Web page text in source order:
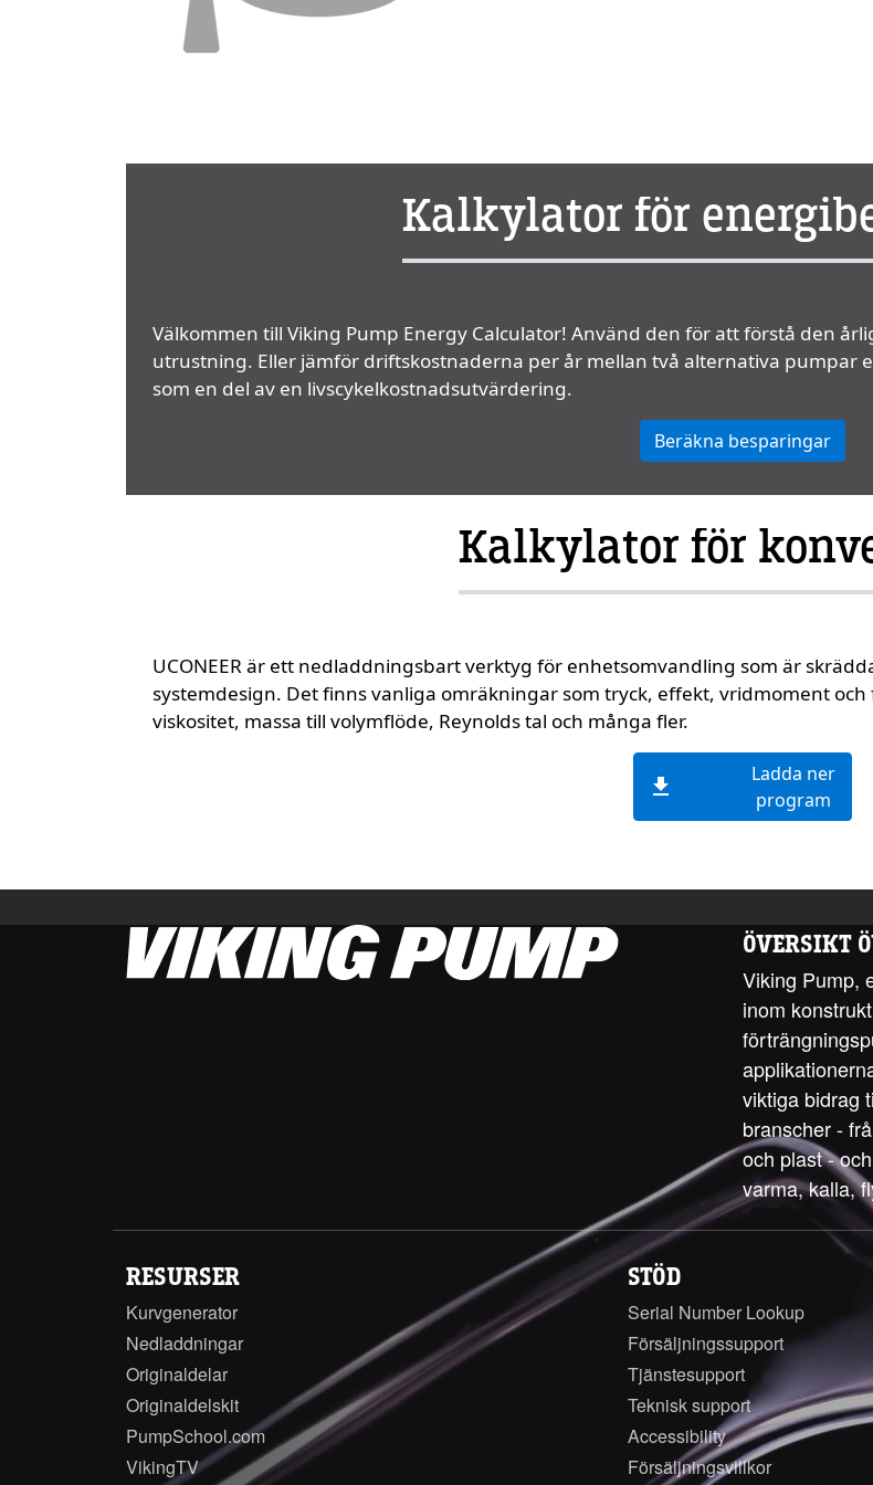
Kalkylator för
Välkommen till Viking Pump Energy Calculator! Använd den för att förstå den
utrustning. Eller jämför driftskostnaderna per år mellan två alternativa pumpar
som en del av en livscykelkostnadsutvärdering.
Beräkna besparingar
Kalkylator för
UCONEER är ett nedladdningsbart verktyg för enhetsomvandling som är
systemdesign. Det finns vanliga omräkningar som tryck, effekt, vridmoment
viskositet, massa till volymflöde, Reynolds tal och många fler.
Ladda ner
program
download
ÖVERSIKT
Viking Pump,
inom
viktiga bidrag
branscher -
och plast -
varma, kalla,
RESURSER
Kurvgenerator
Nedladdningar
Originaldelar
Originaldelskit
PumpSchool.com
VikingTV
STÖD
Serial Number Lookup
Försäljningssupport
Tjänstesupport
Teknisk support
Accessibility
Försäljningsvillkor